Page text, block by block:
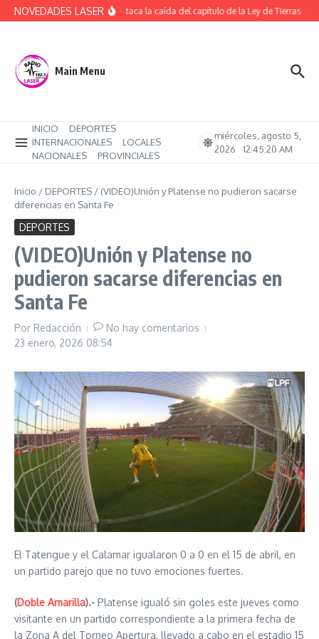
Saltar al contenido
NOVEDADES LASERATE destaca la caída del capítulo de la Ley de Tierras
Main Menu
INICIO
DEPORTES
INTERNACIONALES
LOCALES
NACIONALES
PROVINCIALES
miércoles, agosto 5,
2026
12:45:21 AM
Inicio / DEPORTES / (VIDEO)Unión y Platense no pudieron sacarse
diferencias en Santa Fe
DEPORTES
(VIDEO)Unión y Platense no
pudieron sacarse diferencias en
Santa Fe
Por Redacción
No hay comentarios
23 enero, 2026 08:54
El Tatengue y el Calamar igualaron 0 a 0 en el 15 de abril, en
un partido parejo que no tuvo emociones fuertes.
(Doble Amarilla).- Platense igualó sin goles este jueves como
visitante en un partido correspondiente a la primera fecha de
la Zona A del Torneo Apertura, llevado a cabo en el estadio 15